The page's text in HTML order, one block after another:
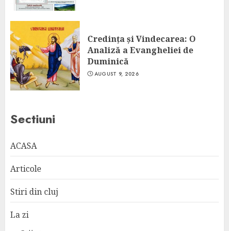
Credința și Vindecarea: O
Analiză a Evangheliei de
Duminică
AUGUST 9, 2026
Sectiuni
ACASA
Articole
Stiri din cluj
La zi